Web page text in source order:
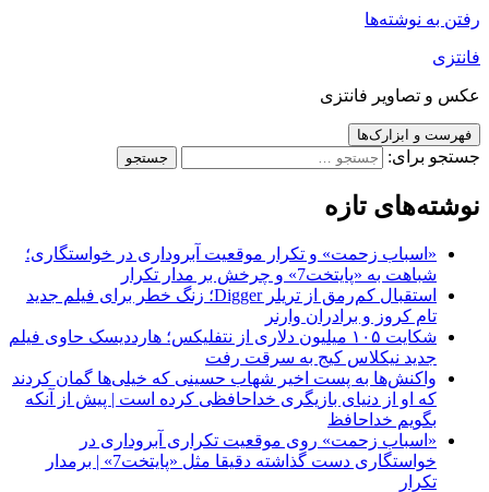
رفتن به نوشته‌ها
فانتزی
عکس و تصاویر فانتزی
فهرست و ابزارک‌ها
جستجو برای:
نوشته‌های تازه
«اسباب زحمت» و تکرار موقعیت آبروداری در خواستگاری؛
شباهت به «پایتخت7» و چرخش بر مدار تکرار
استقبال کم‌رمق از تریلر Digger؛ زنگ خطر برای فیلم جدید
تام کروز و برادران وارنر
شکایت ۱۰۵ میلیون دلاری از نتفلیکس؛ هارددیسک حاوی فیلم
جدید نیکلاس کیج به سرقت رفت
واکنش‌ها به پست اخیر شهاب حسینی که خیلی‌ها گمان کردند
که او از دنیای بازیگری خداحافظی کرده است | پیش از آنکه
بگویم خداحافظ
«اسباب زحمت» روی موقعیت تکراری آبروداری در
خواستگاری دست گذاشته دقیقا مثل «پایتخت7» | برمدار
تکرار